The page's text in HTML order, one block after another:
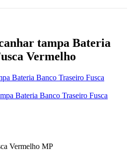
tampa Bateria
Vermelho
Bateria Banco Traseiro Fusca
Bateria Banco Traseiro Fusca
Vermelho MP